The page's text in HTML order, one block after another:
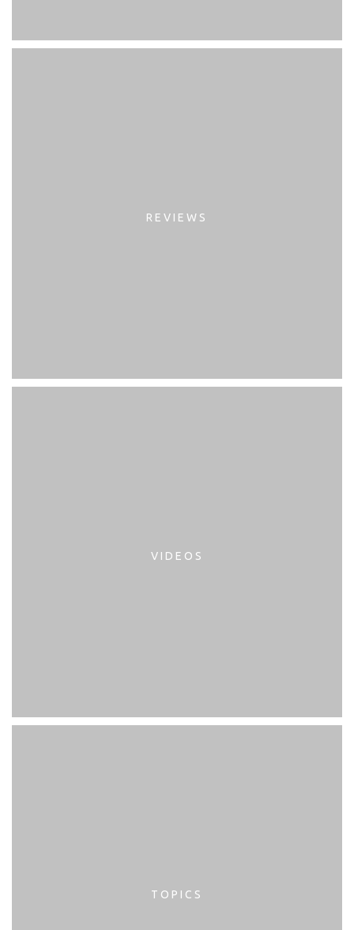
REVIEWS
VIDEOS
TOPICS